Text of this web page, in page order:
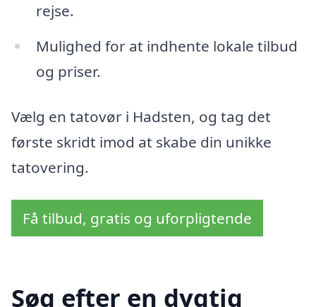
rejse.
Mulighed for at indhente lokale tilbud
og priser.
Vælg en tatovør i Hadsten, og tag det
første skridt imod at skabe din unikke
tatovering.
Få tilbud, gratis og uforpligtende
Søg efter en dygtig